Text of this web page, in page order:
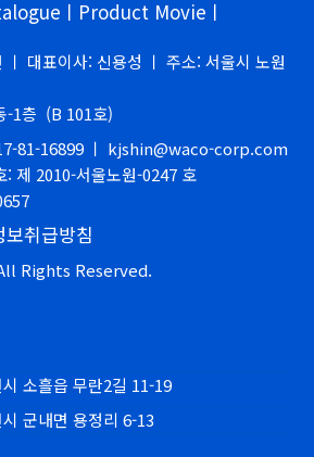
ㅣ Product Movieㅣ
ㅣ 대표이사: 신용성 ㅣ 주소: 서울시 노원
-1층 (B 101호)
81-16899 ㅣ kjshin@waco-corp.com
: 제 2010-서울노원-0247 호
보취급방침
Rights Reserved.
소흘읍 무란2길 11-19
군내면 용정리 6-13